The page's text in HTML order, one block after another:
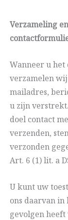
Verzameling
Wanneer u
verzamelen wij
mailadres,
u zijn
doel contact
verzenden,
verzonden
Art. 6 (1) lit. a
U kunt uw
ons daarvan
gevolgen